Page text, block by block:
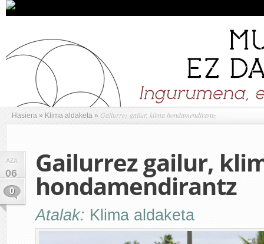
Hasiera » Klima aldaketa » Gailurrez gailur, klima hondamendirantz
AZA
06
0
Gailurrez gailur,
hondamendirantz
Atalak: Klima aldaketa